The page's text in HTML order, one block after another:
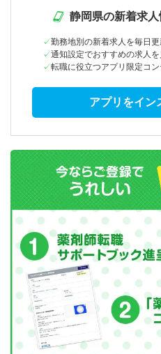
静岡県の新着求
勤務地別の新着求人を毎日
通知設定でおすすめの求人
転職に役立つアプリ限定コ
アプリをイン